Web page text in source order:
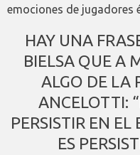
emociones de jugadores
HAY UNA
BIELSA QUE A
ALGO DE LA
ANCELOTTI:
PERSISTIR EN
ES